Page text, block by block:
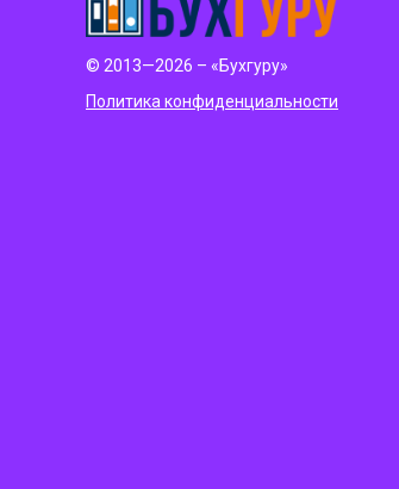
© 2013—2026 – «Бухгуру»
Политика конфиденциальности